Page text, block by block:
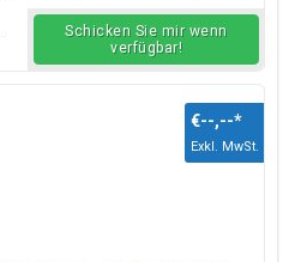
Schicken Sie mir wenn
verfügbar!
€--,--*
Exkl. MwSt.